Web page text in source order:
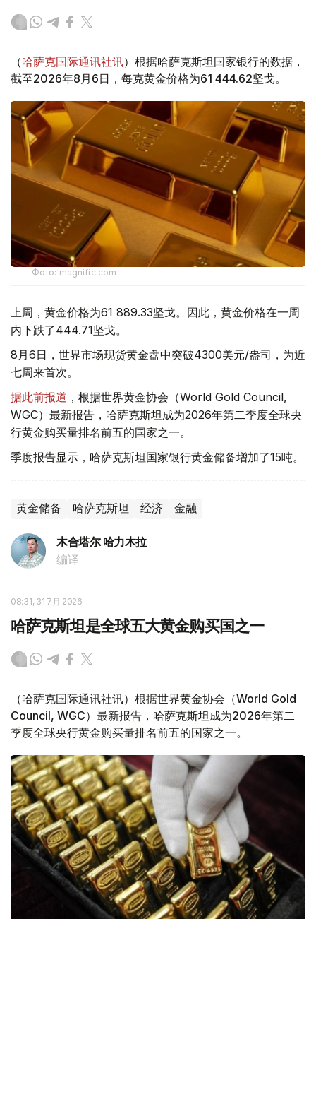
（哈萨克国际通讯社讯）根据哈萨克斯坦国家银行的数据，
截至2026年8月6日，每克黄金价格为61 444.62坚戈。
Фото: magnific.com
上周，黄金价格为61 889.33坚戈。因此，黄金价格在一周
内下跌了444.71坚戈。
8月6日，世界市场现货黄金盘中突破4300美元/盎司，为近
七周来首次。
据此前报道 ，根据世界黄金协会（World Gold Council,
WGC）最新报告，哈萨克斯坦成为2026年第二季度全球央
行黄金购买量排名前五的国家之一。
季度报告显示，哈萨克斯坦国家银行黄金储备增加了15吨。
黄金储备 哈萨克斯坦 经济 金融
木合塔尔 哈力木拉
编译
08:31, 31 7月 2026
哈萨克斯坦是全球五大黄金购买国之一
（哈萨克国际通讯社讯）根据世界黄金协会（World Gold
Council, WGC）最新报告，哈萨克斯坦成为2026年第二
季度全球央行黄金购买量排名前五的国家之一。